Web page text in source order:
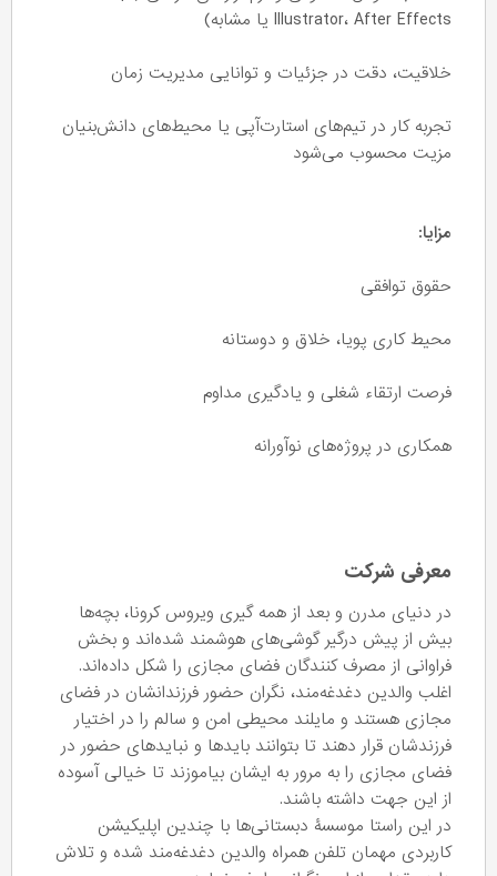
Illustrator، After Effects یا مشابه)
خلاقیت، دقت در جزئیات و توانایی مدیریت زمان
تجربه کار در تیم‌های استارت‌آپی یا محیط‌های دانش‌بنیان
مزیت محسوب می‌شود
مزایا:
حقوق توافقی
محیط کاری پویا، خلاق و دوستانه
فرصت ارتقاء شغلی و یادگیری مداوم
همکاری در پروژه‌های نوآورانه
معرفی شرکت
در دنیای مدرن و بعد از همه گیری ویروس کرونا، بچه‌ها
بیش از پیش درگیر گوشی‌های هوشمند شده‌اند و بخش
فراوانی از مصرف کنندگان فضای مجازی را شکل داده‌اند.
اغلب والدین دغدغه‌مند، نگران حضور فرزندانشان در فضای
مجازی هستند و مایلند محیطی امن و سالم را در اختیار
فرزندشان قرار دهند تا بتوانند بایدها و نبایدهای حضور در
فضای مجازی را به مرور به ایشان بیاموزند تا خیالی آسوده
از این جهت داشته باشند.
در این راستا موسسۀ دبستانی‌ها با چندین اپلیکیشن
کاربردی مهمان تلفن همراه والدین دغدغه‌مند شده و تلاش